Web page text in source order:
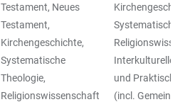
Testament, Neues
Testament,
Kirchengeschichte,
Systematische
Theologie,
Religionswissenschaft
Systematische
Interkulturelle
und Praktische
(incl.